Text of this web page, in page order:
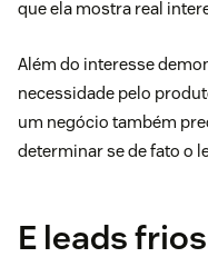
que ela mostra real
Além do interesse
necessidade pelo
um negócio também
determinar se de fato o
E leads